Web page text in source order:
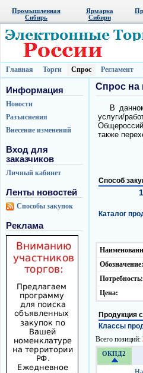
Промышленная
Сибирь
Ярмарка
Сибири
Главная Торги Спрос Регламент
Информация
Новости
Разъяснения
Внесение изменений
Вход для
заказчиков
Личный кабинет
Ленты новостей
Способы закупок
Реклама
Спрос на
В
услуги/
также
Способ
Каталог
Обозначение:
Потребность:
Цена:
Продукция
Классы
Всего позиций:
ОКПД2